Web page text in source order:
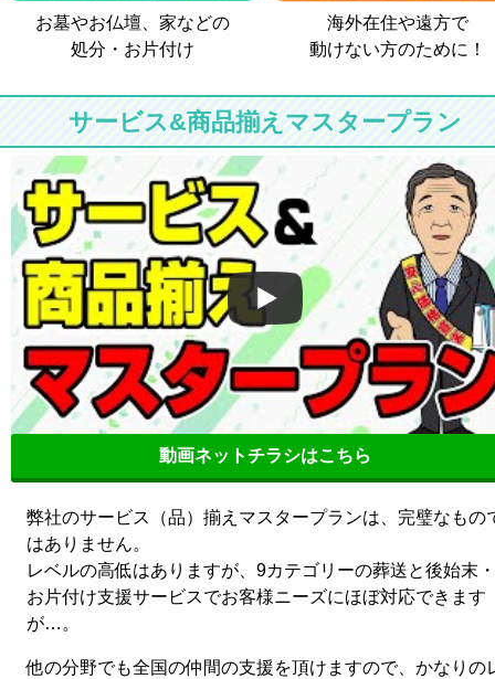
お墓やお仏壇、家などの
処分・お片付け
海外在住や遠方で
動けない方のために！
サービス&商品揃えマスタープラン
動画ネットチラシはこちら
弊社のサービス（品）揃えマスタープランは、完璧なもの
はありません。
レベルの高低はありますが、9カテゴリーの葬送と後始末・
お片付け支援サービスでお客様ニーズにほぼ対応できます
が…。
他の分野でも全国の仲間の支援を頂けますので、かなりの